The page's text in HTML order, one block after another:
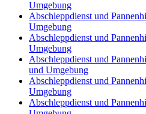
Umgebung
Abschleppdienst und
Umgebung
Abschleppdienst und
Umgebung
Abschleppdienst und
und Umgebung
Abschleppdienst und
Umgebung
Abschleppdienst und